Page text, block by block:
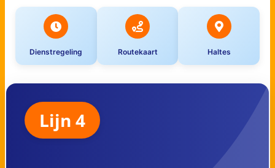
Dienstregeling Routekaart Haltes
Lijn 4